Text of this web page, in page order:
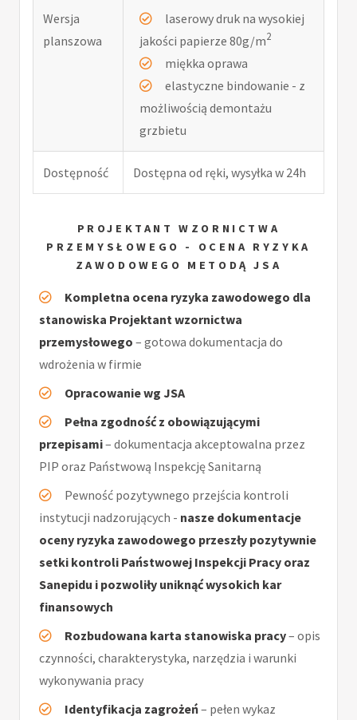
Wersja
planszowa
laserowy druk na wysokiej
jakości papierze 80g/m2
miękka oprawa
elastyczne bindowanie - z
możliwością demontażu
grzbietu
Dostępność Dostępna od ręki, wysyłka w 24h
PROJEKTANT WZORNICTWA
PRZEMYSŁOWEGO - OCENA RYZYKA
ZAWODOWEGO METODĄ JSA
Kompletna ocena ryzyka zawodowego dla
stanowiska Projektant wzornictwa
przemysłowego – gotowa dokumentacja do
wdrożenia w firmie
Opracowanie wg JSA
Pełna zgodność z obowiązującymi
przepisami– dokumentacja akceptowalna przez
PIP oraz Państwową Inspekcję Sanitarną
Pewność pozytywnego przejścia kontroli
instytucji nadzorujących - nasze dokumentacje
oceny ryzyka zawodowego przeszły pozytywnie
setki kontroli Państwowej Inspekcji Pracy oraz
Sanepidu i pozwoliły uniknąć wysokich kar
finansowych
Rozbudowana karta stanowiska pracy– opis
czynności, charakterystyka, narzędzia i warunki
wykonywania pracy
Identyfikacja zagrożeń– pełen wykaz